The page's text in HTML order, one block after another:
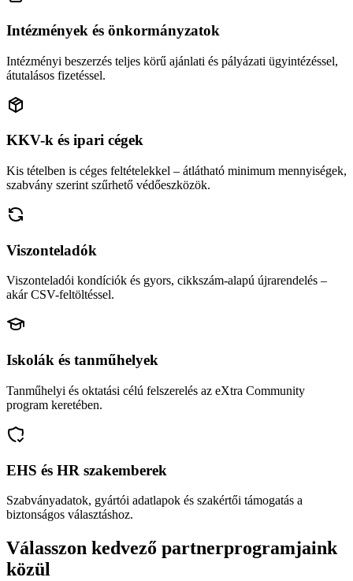
Intézmények és önkormányzatok
Intézményi beszerzés teljes körű ajánlati és pályázati ügyintézéssel,
átutalásos fizetéssel.
KKV-k és ipari cégek
Kis tételben is céges feltételekkel – átlátható minimum mennyiségek,
szabvány szerint szűrhető védőeszközök.
Viszonteladók
Viszonteladói kondíciók és gyors, cikkszám-alapú újrarendelés –
akár CSV-feltöltéssel.
Iskolák és tanműhelyek
Tanműhelyi és oktatási célú felszerelés az eXtra Community
program keretében.
EHS és HR szakemberek
Szabványadatok, gyártói adatlapok és szakértői támogatás a
biztonságos választáshoz.
Válasszon kedvező partnerprogramjaink
közül